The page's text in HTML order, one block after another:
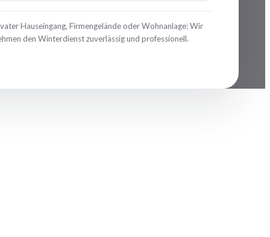
Hauseingang, Firmengelände oder Wohnanlage: Wir
den Winterdienst zuverlässig und professionell.